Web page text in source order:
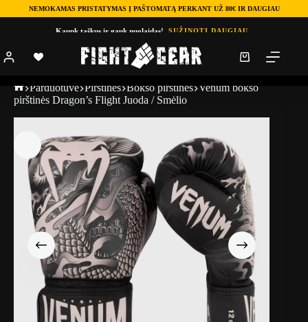
NEMOKAMAS PRISTATYMAS Į PAŠTOMATĄ PERKANT UŽ 80€ IR DAUGIAU
Kaupk taškus ir gauk nuolaidas! SUŽINOTI DAUGIAU
Parduotuve Pirštinės Bokso pirštinės Venum bokso
pirštinės Dragon’s Flight Juoda / Smėlio